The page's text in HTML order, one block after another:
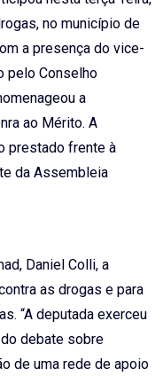
no município de
a presença do vice-
pelo Conselho
a
ao Mérito. A
prestado frente à
da Assembleia
Daniel Colli, a
as drogas e para
“A deputada exerceu
debate sobre
de uma rede de apoio